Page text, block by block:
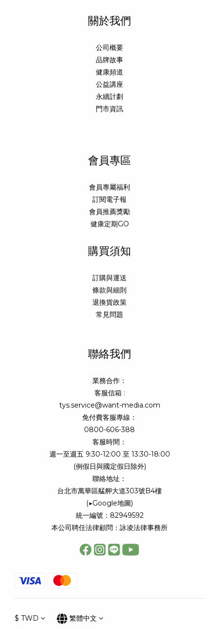
關於我們
公司概要
品牌故事
健康頻道
公益講座
永續計劃
門市資訊
會員專區
會員專屬福利
訂閱電子報
會員推薦獎勵
健康定期GO
購買須知
訂購與運送
條款與細則
退換貨政策
常見問題
聯絡我們
業務合作：
客服信箱 :
tys.service@want-media.com
免付費客服專線：
0800-606-388
客服時間：
週一至週五 9:30-12:00 至 13:30-18:00
(例假日與國定假日除外)
聯絡地址：
台北市萬華區艋舺大道303號B4樓
(▶Google地圖)
統一編號：82949592
本公司聘任法律顧問：詠凌法律事務所
$ TWD 繁體中文